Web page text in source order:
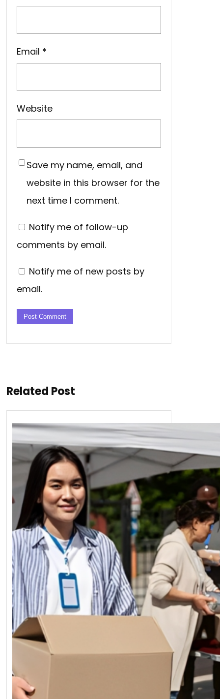
Email *
Website
Save my name, email, and
website in this browser for the
next time I comment.
Notify me of follow-up
comments by email.
Notify me of new posts by
email.
Related Post